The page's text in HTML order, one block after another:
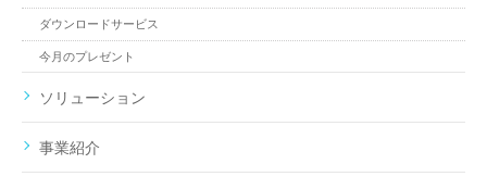
ダウンロードサービス
今月のプレゼント
ソリューション
事業紹介